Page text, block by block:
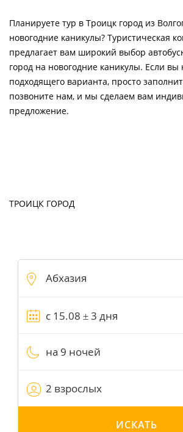
Планируете тур в Троицк город из
новогодние каникулы? Туристическая
предлагает вам широкий выбор
город на новогодние каникулы. Если
подходящего варианта, просто
позвоните нам, и мы сделаем вам
предложение.
ТРОИЦК ГОРОД
на 9 ночей
2 взрослых
ИСКАТЬ